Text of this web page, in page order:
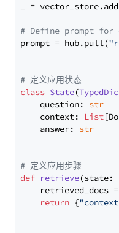
_ =
# Define prompt for
prompt = hub.pull(
# 定义应用状态
class State(
    question:
str
    context:
List
    answer:
str
# 定义应用步骤
def retrieve(state:
retrieved_docs
return {